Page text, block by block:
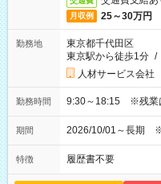
月収例 25～30万円
勤務地
東京都千代田区
東京駅から徒歩1分 /
人材サービス会社
勤務時間 9:30～18:15 ※残業
期間 2026/10/01～長期
特徴 履歴書不要